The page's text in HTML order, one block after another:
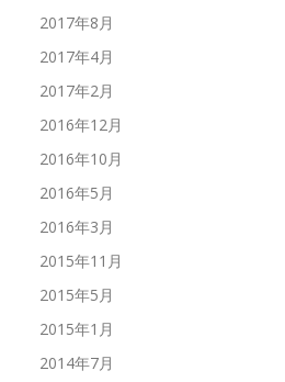
2017年8月
2017年4月
2017年2月
2016年12月
2016年10月
2016年5月
2016年3月
2015年11月
2015年5月
2015年1月
2014年7月